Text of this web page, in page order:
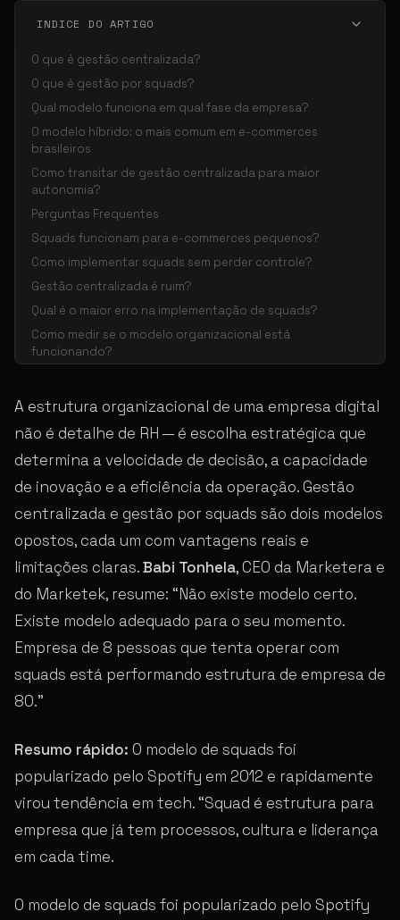
INDICE DO ARTIGO
O que é gestão centralizada?
O que é gestão por squads?
Qual modelo funciona em qual fase da empresa?
O modelo híbrido: o mais comum em e-commerces
brasileiros
Como transitar de gestão centralizada para maior
autonomia?
Perguntas Frequentes
Squads funcionam para e-commerces pequenos?
Como implementar squads sem perder controle?
Gestão centralizada é ruim?
Qual é o maior erro na implementação de squads?
Como medir se o modelo organizacional está
funcionando?
A estrutura organizacional de uma empresa digital
não é detalhe de RH — é escolha estratégica que
determina a velocidade de decisão, a capacidade
de inovação e a eficiência da operação. Gestão
centralizada e gestão por squads são dois modelos
opostos, cada um com vantagens reais e
limitações claras.Babi Tonhela, CEO da Marketera e
do Marketek, resume: “Não existe modelo certo.
Existe modelo adequado para o seu momento.
Empresa de 8 pessoas que tenta operar com
squads está performando estrutura de empresa de
80.”
Resumo rápido: O modelo de squads foi
popularizado pelo Spotify em 2012 e rapidamente
virou tendência em tech. “Squad é estrutura para
empresa que já tem processos, cultura e liderança
em cada time.
O modelo de squads foi popularizado pelo Spotify